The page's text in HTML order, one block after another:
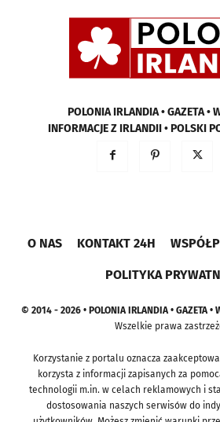
POLONIA IRLANDIA • GAZETA •
INFORMACJE Z IRLANDII • POLSKI
O NAS KONTAKT 24H
POLITYKA
© 2014 - 2026 • POLONIA IRLANDIA • GAZETA •
Wszelkie prawa
Korzystanie z portalu oznacza
korzysta z informacji zapisanych za
technologii m.in. w celach reklamowych i
dostosowania naszych serwisów do